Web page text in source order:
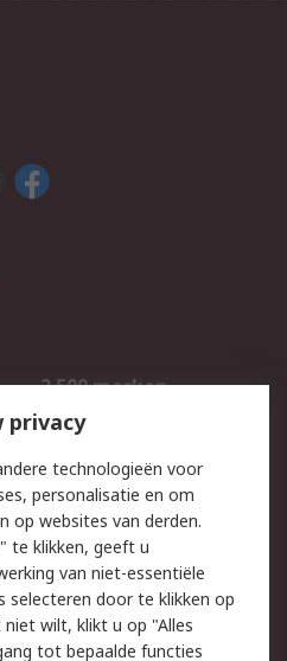
2.500 merken
Inkoopoplossingen
Email veiligheid
Websitevoorwaarden
privacy
technologieën voor
personalisatie en om
op websites van derden.
te klikken, geeft u
van niet-essentiële
selecteren door te klikken op
wilt, klikt u op "Alles
tot bepaalde functies